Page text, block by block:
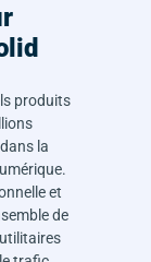
produits
la
et
de